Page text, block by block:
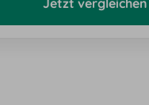
Jetzt vergleichen